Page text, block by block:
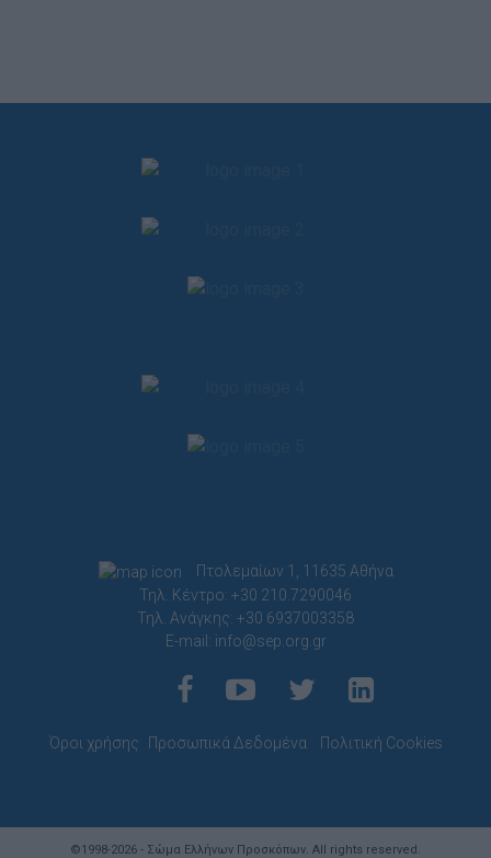
Πτολεμαίων 1, 11635 Αθήνα
Τηλ. Κέντρο: +30 210.7290046
Τηλ. Ανάγκης: +30 6937003358
E-mail: info@sep.org.gr
Όροι χρήσης Προσωπικά Δεδομένα Πολιτική Cookies
©1998-2026 - Σώμα Ελλήνων Προσκόπων. All rights reserved.